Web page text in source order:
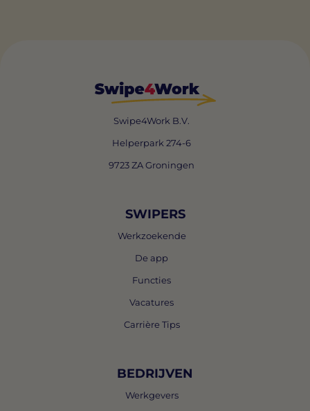
Swipe4Work B.V.
Helperpark 274-6
9723 ZA Groningen
SWIPERS
Werkzoekende
De app
Functies
Vacatures
Carrière Tips
BEDRIJVEN
Werkgevers